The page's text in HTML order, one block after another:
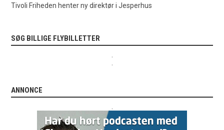
Tivoli Friheden henter ny direktør i Jesperhus
SØG BILLIGE FLYBILLETTER
ANNONCE